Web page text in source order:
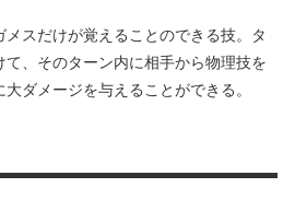
メスだけが覚えることのできる技。タ
、そのターン内に相手から物理技を
ダメージを与えることができる。